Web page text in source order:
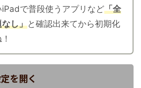
iPadで普段使うアプリなど「全
し」と確認出来てから初期化
を開く